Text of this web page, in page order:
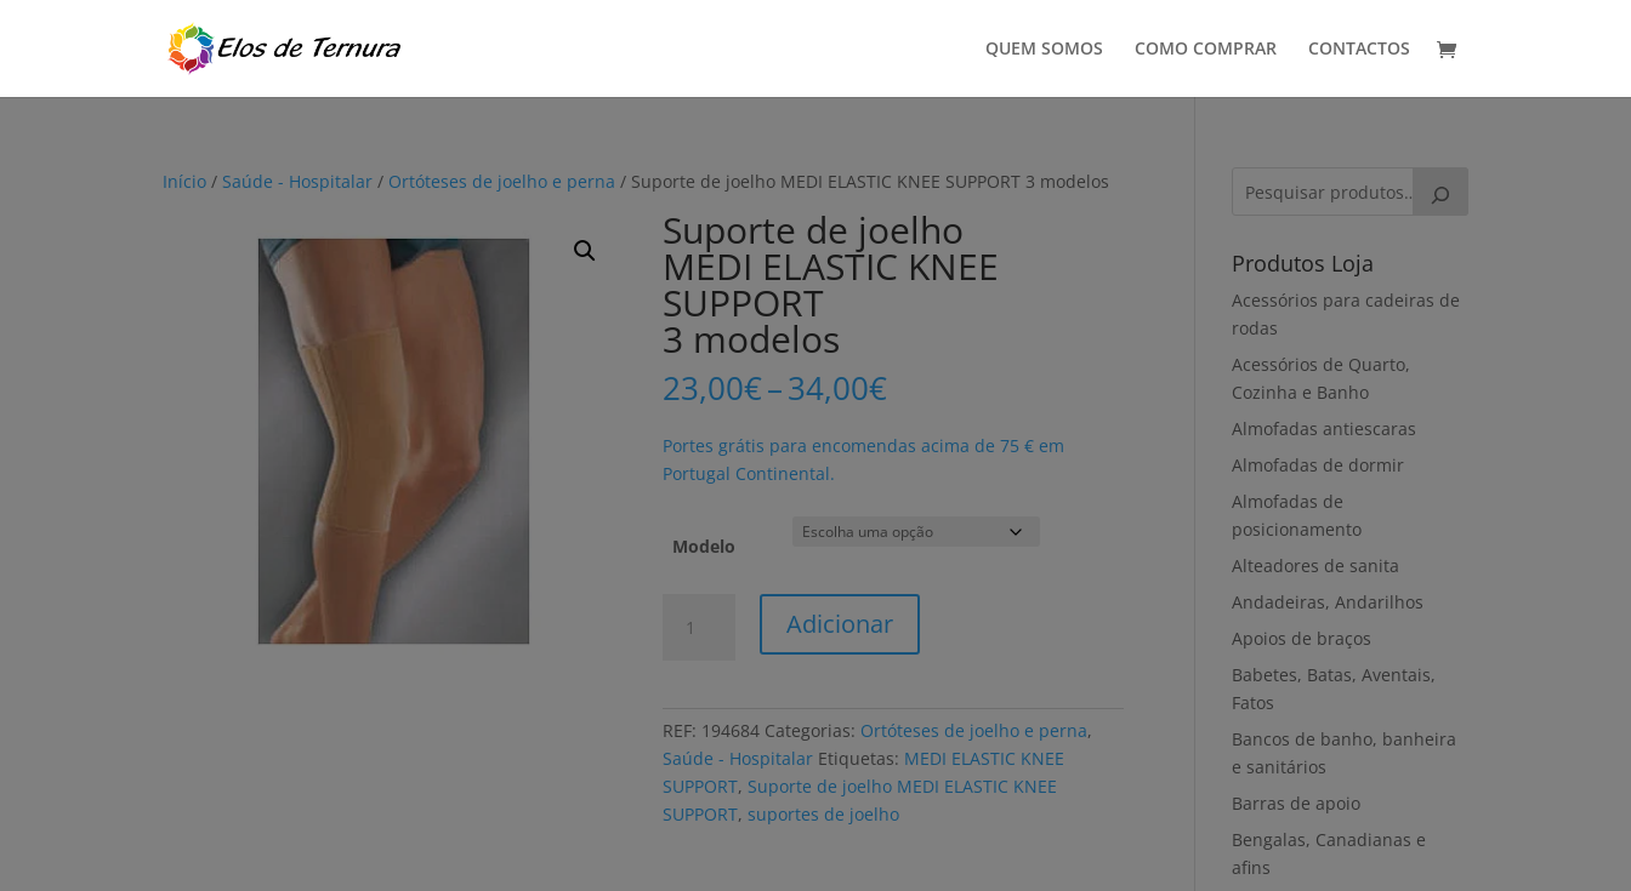
QUEM SOMOS COMO COMPRAR CONTACTOS
Início / Saúde - Hospitalar / Ortóteses de joelho e perna / Suporte de joelho MEDI ELASTIC KNEE SUPPORT 3 modelos
Suporte de joelho
MEDI ELASTIC KNEE
SUPPORT
3 modelos
23,00€–34,00€Price
23,00€
Portes grátis para encomendas acima de 75 € em
Portugal Continental.
Modelo
MEDI
Adicionar
REF: 194684 Categorias: Ortóteses de joelho e perna,
Saúde - Hospitalar Etiquetas: MEDI ELASTIC KNEE
SUPPORT, Suporte de joelho MEDI ELASTIC KNEE
SUPPORT, suportes de joelho
Produtos Loja
Acessórios para cadeiras de
rodas
Acessórios de Quarto,
Cozinha e Banho
Almofadas antiescaras
Almofadas de dormir
Almofadas de
posicionamento
Alteadores de sanita
Andadeiras, Andarilhos
Apoios de braços
Babetes, Batas, Aventais,
Fatos
Bancos de banho, banheira
e sanitários
Barras de apoio
Bengalas, Canadianas e
afins